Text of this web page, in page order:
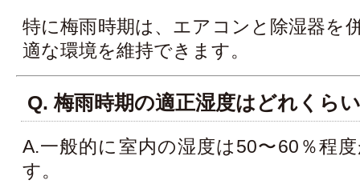
特に梅雨時期は、エアコンと除湿器を
適な環境を維持できます。
Q. 梅雨時期の適正湿度はどれくら
A.一般的に室内の湿度は50〜60％程
す。